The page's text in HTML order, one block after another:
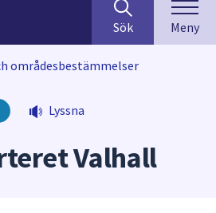
efter
innehåll
på
webbplatsen.
skriva
i
Sök Meny
områdesbestämmelser
Lyssna
Valhall